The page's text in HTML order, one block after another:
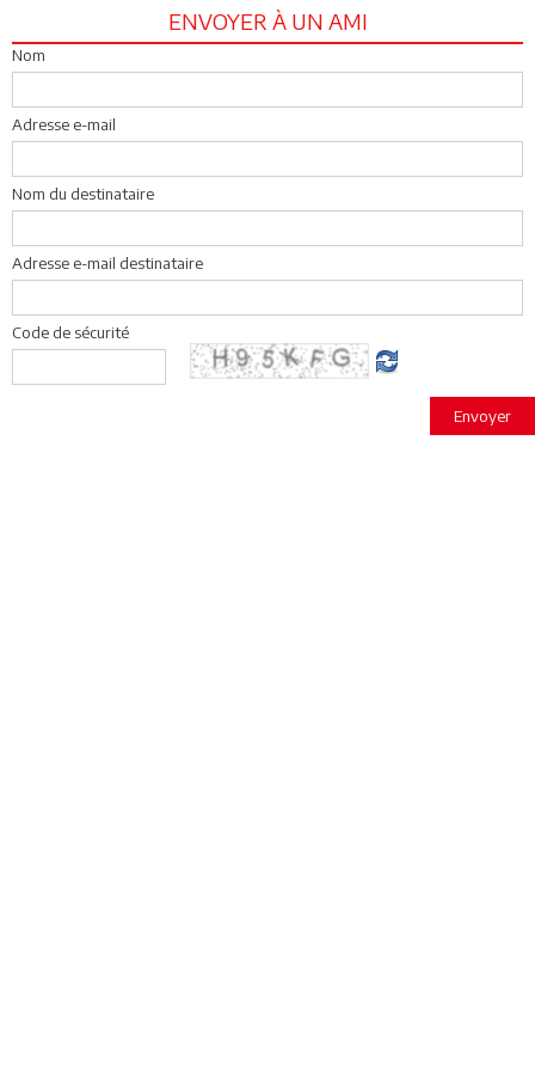
ENVOYER À UN AMI
Nom
Adresse e-mail
Nom du destinataire
Adresse e-mail destinataire
Code de sécurité
Envoyer